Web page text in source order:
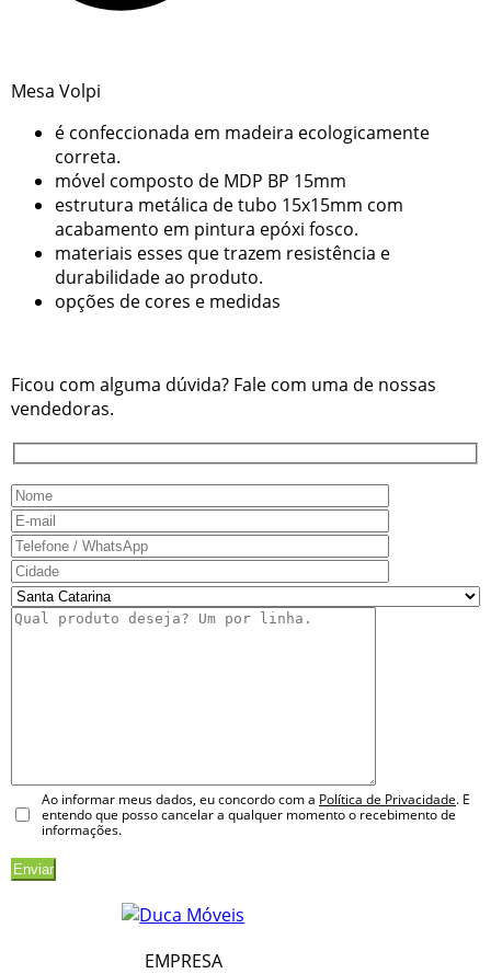
Mesa Volpi
é confeccionada em madeira ecologicamente
correta.
móvel composto de MDP BP 15mm
estrutura metálica de tubo 15x15mm com
acabamento em pintura epóxi fosco.
materiais esses que trazem resistência e
durabilidade ao produto.
opções de cores e medidas
Ficou com alguma dúvida? Fale com uma de nossas
vendedoras.
Ao informar meus dados, eu concordo com a Política de Privacidade. E
entendo que posso cancelar a qualquer momento o recebimento de
informações.
EMPRESA